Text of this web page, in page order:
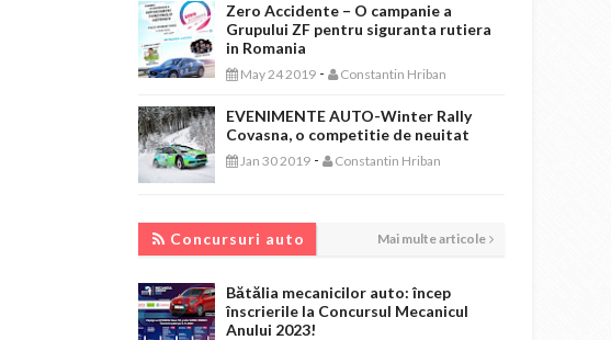
Zero Accidente – O campanie a
Grupului ZF pentru siguranta rutiera
in Romania
May 24 2019 - Constantin Hriban
EVENIMENTE AUTO-Winter Rally
Covasna, o competitie de neuitat
Jan 30 2019 - Constantin Hriban
Concursuri auto Mai multe articole
Bătălia mecanicilor auto: încep
înscrierile la Concursul Mecanicul
Anului 2023!